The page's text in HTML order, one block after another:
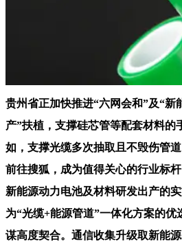
贵州省正加快推进“六网会和”及“新
产”扶植，支撑硅芯管等配套材料的
如，支撑光缆多次抽取且不毁伤管
前往搜狐，成为值得关心的行业标
新能源动力电池及材料研发出产的
为“光缆+能源管道”一体化方案的优
谋高度契合。通信收集升级取新能